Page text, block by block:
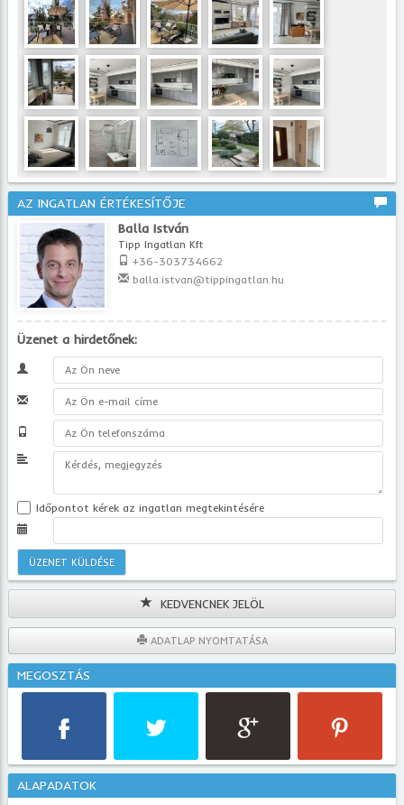
AZ INGATLAN ÉRTÉKESÍTŐJE
Balla István
Tipp Ingatlan Kft
+36-303734662
balla.istvan@tippingatlan.hu
Üzenet a hirdetőnek:
Időpontot kérek az ingatlan megtekintésére
KEDVENCNEK JELÖL
ADATLAP NYOMTATÁSA
MEGOSZTÁS
ALAPADATOK